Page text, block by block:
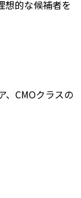
想的な候補者を
、CMOクラスの